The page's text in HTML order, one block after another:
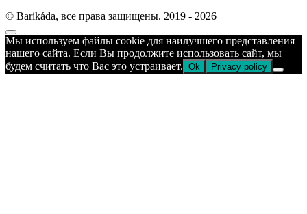
© Barikáda, все права защищены. 2019 - 2026
Прокрутка
к
верху
Мы используем файлы cookie для наилучшего представления
нашего сайта. Если Вы продолжите использовать сайт, мы
будем считать что Вас это устраивает. Ok Privacy policy